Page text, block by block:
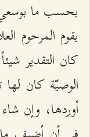
بحسب ما بوسعي
يقوم المرحوم
كان التقدير
الوصيّة كان لها
أوردها، وإن